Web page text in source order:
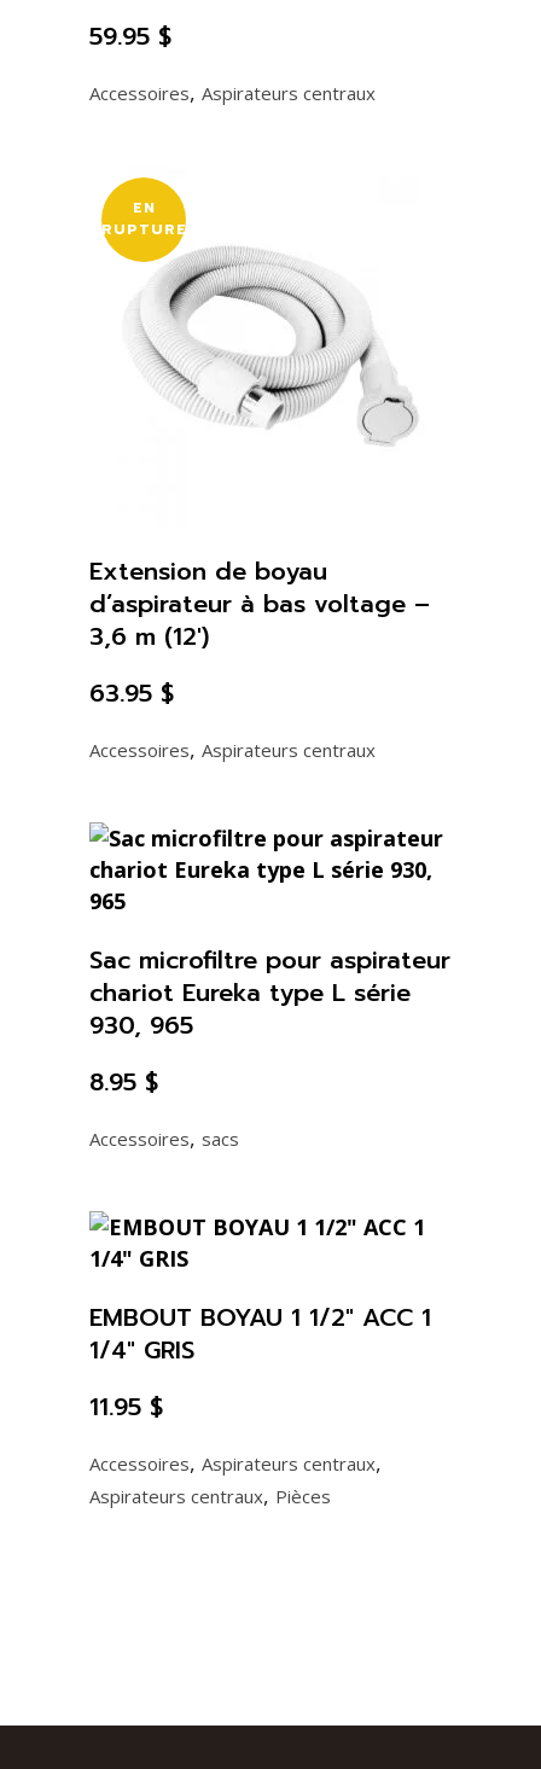
Accessoires, Aspirateurs centraux
59.95 $
EN
RUPTURE
Accessoires, Aspirateurs centraux
Extension de boyau
d’aspirateur à bas voltage –
3,6 m (12′)
63.95 $
Accessoires, sacs
Sac microfiltre pour aspirateur
chariot Eureka type L série
930, 965
8.95 $
Accessoires, Aspirateurs centraux,
Aspirateurs centraux, Pièces
EMBOUT BOYAU 1 1/2″ ACC 1
1/4″ GRIS
11.95 $